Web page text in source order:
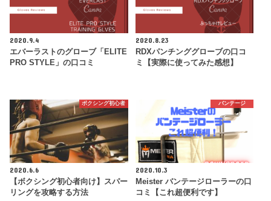
2020.9.4
エバーラストのグローブ「ELITE
PRO STYLE」の口コミ
2020.8.23
RDXパンチンググローブの口コ
ミ【実際に使ってみた感想】
ボクシング初心者
2020.6.6
【ボクシング初心者向け】スパー
リングを攻略する方法
バンテージ
2020.10.3
Meister バンテージローラーの口
コミ【これ超便利です】